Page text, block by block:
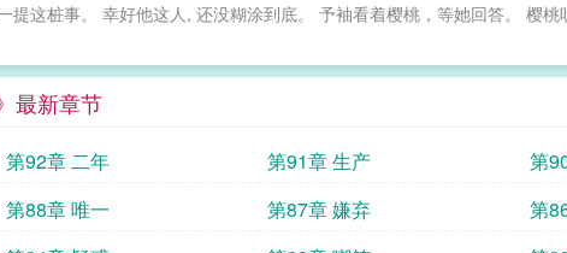
提这桩事。 幸好他这人, 还没糊涂到底。 予袖看着樱桃，等她回答。 樱
最新章节
第92章 二年 第91章 生产
第
第88章 唯一 第87章 嫌弃
第